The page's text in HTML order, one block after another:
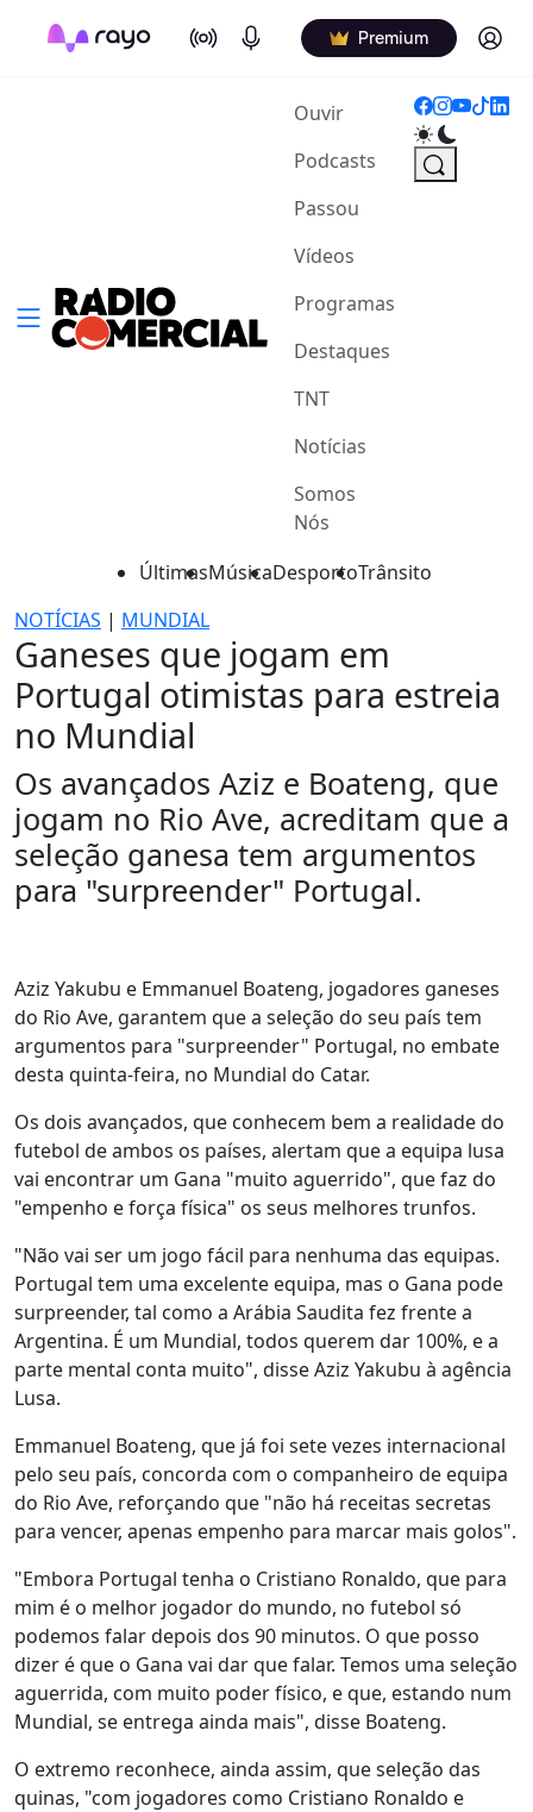
On Air Podcasts Premium Log in
Ouvir(current)
Podcasts
Passou
Vídeos
Programas
Destaques
TNT
Notícias
Somos
Nós
ÚltimasMúsicaDesportoTrânsito
NOTÍCIAS | MUNDIAL
Ganeses que jogam em
Portugal otimistas para estreia
no Mundial
Os avançados Aziz e Boateng, que
jogam no Rio Ave, acreditam que a
seleção ganesa tem argumentos
para "surpreender" Portugal.
Aziz Yakubu e Emmanuel Boateng, jogadores ganeses
do Rio Ave, garantem que a seleção do seu país tem
argumentos para "surpreender" Portugal, no embate
desta quinta-feira, no Mundial do Catar.
Os dois avançados, que conhecem bem a realidade do
futebol de ambos os países, alertam que a equipa lusa
vai encontrar um Gana "muito aguerrido", que faz do
"empenho e força física" os seus melhores trunfos.
"Não vai ser um jogo fácil para nenhuma das equipas.
Portugal tem uma excelente equipa, mas o Gana pode
surpreender, tal como a Arábia Saudita fez frente a
Argentina. É um Mundial, todos querem dar 100%, e a
parte mental conta muito", disse Aziz Yakubu à agência
Lusa.
Emmanuel Boateng, que já foi sete vezes internacional
pelo seu país, concorda com o companheiro de equipa
do Rio Ave, reforçando que "não há receitas secretas
para vencer, apenas empenho para marcar mais golos".
"Embora Portugal tenha o Cristiano Ronaldo, que para
mim é o melhor jogador do mundo, no futebol só
podemos falar depois dos 90 minutos. O que posso
dizer é que o Gana vai dar que falar. Temos uma seleção
aguerrida, com muito poder físico, e que, estando num
Mundial, se entrega ainda mais", disse Boateng.
O extremo reconhece, ainda assim, que seleção das
quinas, "com jogadores como Cristiano Ronaldo e